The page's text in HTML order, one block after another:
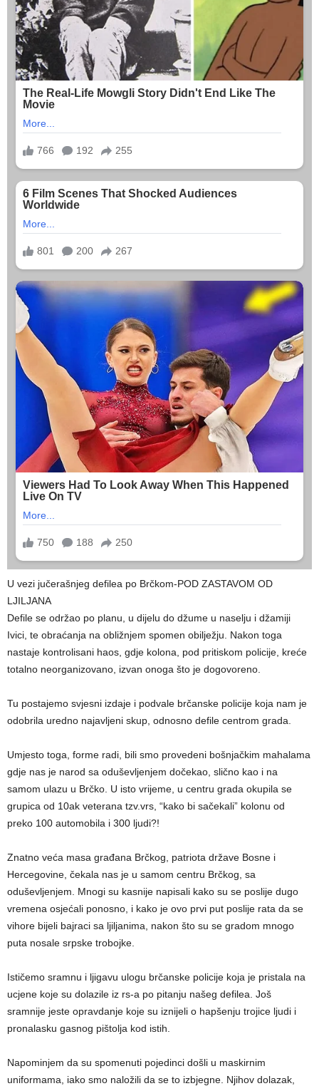
U vezi jučerašnjeg defilea po Brčkom-POD ZASTAVOM OD
LJILJANA
Defile se održao po planu, u dijelu do džume u naselju i džamiji
Ivici, te obraćanja na obližnjem spomen obilježju. Nakon toga
nastaje kontrolisani haos, gdje kolona, pod pritiskom policije, kreće
totalno neorganizovano, izvan onoga što je dogovoreno.
Tu postajemo svjesni izdaje i podvale brčanske policije koja nam je
odobrila uredno najavljeni skup, odnosno defile centrom grada.
Umjesto toga, forme radi, bili smo provedeni bošnjačkim mahalama
gdje nas je narod sa oduševljenjem dočekao, slično kao i na
samom ulazu u Brčko. U isto vrijeme, u centru grada okupila se
grupica od 10ak veterana tzv.vrs, “kako bi sačekali” kolonu od
preko 100 automobila i 300 ljudi?!
Znatno veća masa građana Brčkog, patriota države Bosne i
Hercegovine, čekala nas je u samom centru Brčkog, sa
oduševljenjem. Mnogi su kasnije napisali kako su se poslije dugo
vremena osjećali ponosno, i kako je ovo prvi put poslije rata da se
vihore bijeli bajraci sa ljiljanima, nakon što su se gradom mnogo
puta nosale srpske trobojke.
Ističemo sramnu i ljigavu ulogu brčanske policije koja je pristala na
ucjene koje su dolazile iz rs-a po pitanju našeg defilea. Još
sramnije jeste opravdanje koje su iznijeli o hapšenju trojice ljudi i
pronalasku gasnog pištolja kod istih.
Napominjem da su spomenuti pojedinci došli u maskirnim
uniformama, iako smo naložili da se to izbjegne. Njihov dolazak,